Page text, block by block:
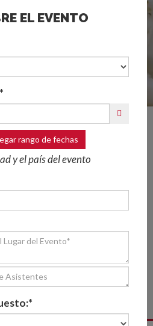
PARA
tu próxima feria o
para eventos
Entertainment
ferias y
EL EVENTO
rango de fechas
y el país del evento